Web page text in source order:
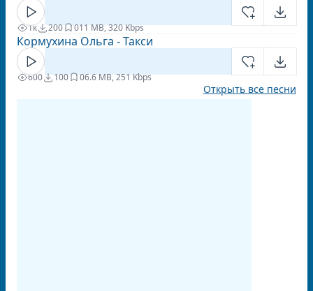
1к 200 011 MB, 320 Kbps
Кормухина Ольга - Такси
600 100 06.6 MB, 251 Kbps
Открыть все песни